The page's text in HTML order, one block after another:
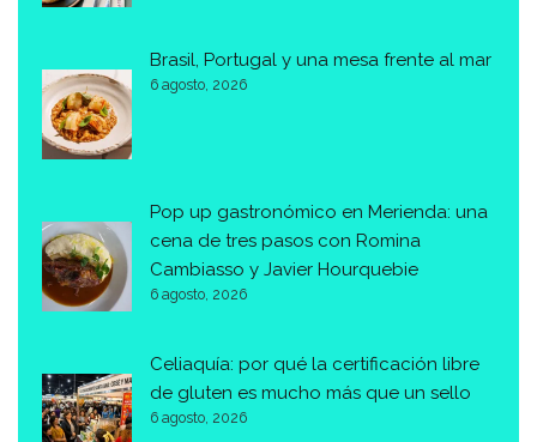
Brasil, Portugal y una mesa frente al mar
6 agosto, 2026
Pop up gastronómico en Merienda: una
cena de tres pasos con Romina
Cambiasso y Javier Hourquebie
6 agosto, 2026
Celiaquía: por qué la certificación libre
de gluten es mucho más que un sello
6 agosto, 2026